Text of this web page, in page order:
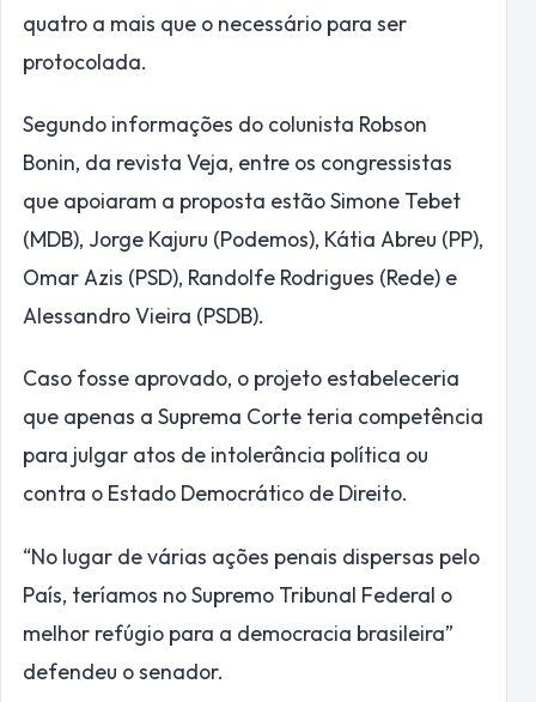
quatro a mais que o necessário para ser
protocolada.
Segundo informações do colunista Robson
Bonin, da revista Veja, entre os congressistas
que apoiaram a proposta estão Simone Tebet
(MDB), Jorge Kajuru (Podemos), Kátia Abreu (PP),
Omar Azis (PSD), Randolfe Rodrigues (Rede) e
Alessandro Vieira (PSDB).
Caso fosse aprovado, o projeto estabeleceria
que apenas a Suprema Corte teria competência
para julgar atos de intolerância política ou
contra o Estado Democrático de Direito.
“No lugar de várias ações penais dispersas pelo
País, teríamos no Supremo Tribunal Federal o
melhor refúgio para a democracia brasileira”
defendeu o senador.